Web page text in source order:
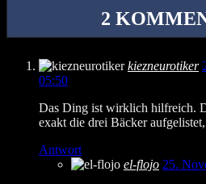
2
kiezneurotiker
05:50
Das Ding ist wirklich hilfreich.
exakt die drei Bäcker
Antwort
el-flojo 25.